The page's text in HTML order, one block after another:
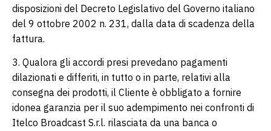
disposizioni del Decreto Legislativo del Governo italiano
del 9 ottobre 2002 n. 231, dalla data di scadenza della
fattura.
3. Qualora gli accordi presi prevedano pagamenti
dilazionati e differiti, in tutto o in parte, relativi alla
consegna dei prodotti, il Cliente è obbligato a fornire
idonea garanzia per il suo adempimento nei confronti di
Itelco Broadcast S.r.l. rilasciata da una banca o